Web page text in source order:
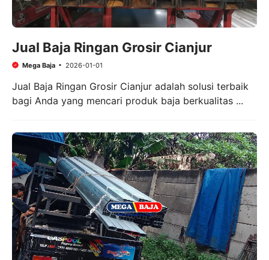
Jual Baja Ringan Grosir Cianjur
Mega Baja 2026-01-01
Jual Baja Ringan Grosir Cianjur adalah solusi terbaik
bagi Anda yang mencari produk baja berkualitas ...